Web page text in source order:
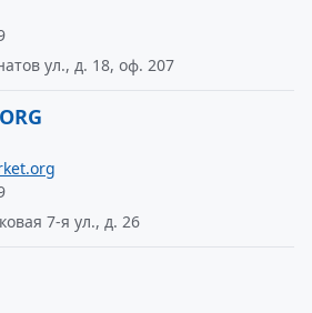
ул., д. 18, оф. 207
7-я ул., д. 26